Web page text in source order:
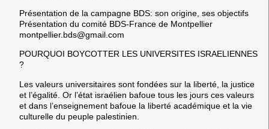
Présentation de la campagne BDS: son origine, ses objectifs
Présentation du comité BDS-France de Montpellier
montpellier.bds@gmail.com
POURQUOI BOYCOTTER LES UNIVERSITES ISRAELIENNES
?
Les valeurs universitaires sont fondées sur la liberté, la justice
et l’égalité. Or l’état israélien bafoue tous les jours ces valeurs
et dans l’enseignement bafoue la liberté académique et la vie
culturelle du peuple palestinien.